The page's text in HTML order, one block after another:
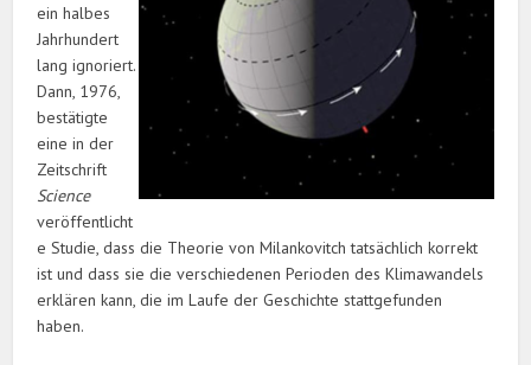
ein halbes
Jahrhundert
lang ignoriert.
Dann, 1976,
bestätigte
eine in der
Zeitschrift
Science
veröffentlicht
e Studie, dass die Theorie von Milankovitch tatsächlich korrekt
ist und dass sie die verschiedenen Perioden des Klimawandels
erklären kann, die im Laufe der Geschichte stattgefunden
haben.